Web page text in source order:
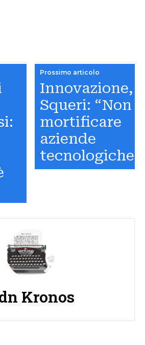
Prossimo articolo
Innovazione,
Squeri: “Non
mortificare
aziende
tecnologiche”
Kronos